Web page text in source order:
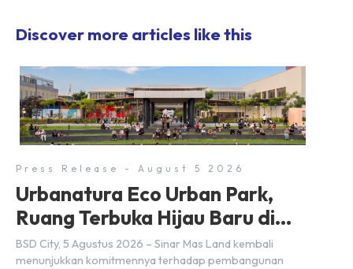
Discover more articles like this
Press Release - August 5 2026
Urbanatura Eco Urban Park,
Ruang Terbuka Hijau Baru di
BSD City
BSD City, 5 Agustus 2026 – Sinar Mas Land kembali
menunjukkan komitmennya terhadap pembangunan